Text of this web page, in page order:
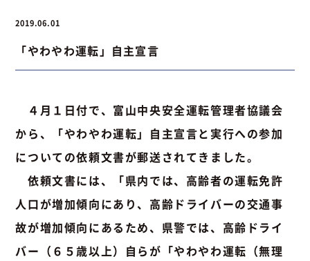
お問い合わせ 076-441-3201
2019.06.01
「やわやわ運転」自主宣言
４月１日付で、富山中央安全運転管理者協議会
から、「やわやわ運転」自主宣言と実行への参加
についての依頼文書が郵送されてきました。
依頼文書には、「県内では、高齢者の運転免許
人口が増加傾向にあり、高齢ドライバーの交通事
故が増加傾向にあるため、県警では、高齢ドライ
バー（６５歳以上）自らが「やわやわ運転（無理